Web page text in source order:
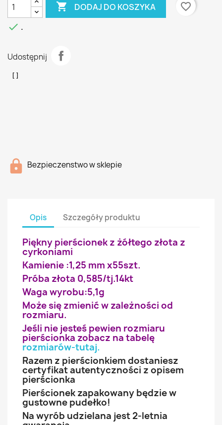
 DODAJ DO KOSZYKA
favorite_border
 .
Udostępnij
Bezpieczenstwo w sklepie
Opis Szczegóły produktu
Piękny pierścionek z żółtego złota z
cyrkoniami
Kamienie :1,25 mm x55szt.
Próba złota 0,585/tj.14kt
Waga wyrobu:5,1g
Może się zmienić w zależności od
rozmiaru.
Jeśli nie jesteś pewien rozmiaru
pierścionka zobacz na tabelę
rozmiarów-tutaj.
Razem z pierścionkiem dostaniesz
certyfikat autentyczności z opisem
pierścionka
Pierścionek zapakowany będzie w
gustowne pudełko!
Na wyrób udzielana jest 2-letnia